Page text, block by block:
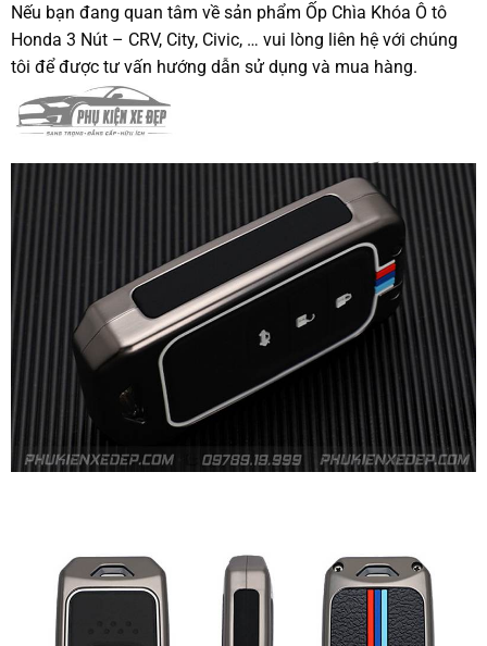
Nếu bạn đang quan tâm về sản phẩm Ốp Chìa Khóa Ô tô
Honda 3 Nút – CRV, City, Civic, … vui lòng liên hệ với chúng
tôi để được tư vấn hướng dẫn sử dụng và mua hàng.